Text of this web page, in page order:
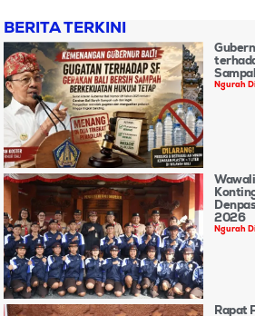
BERITA TERKINI
Ngurah
2026
Ngurah
Rapat